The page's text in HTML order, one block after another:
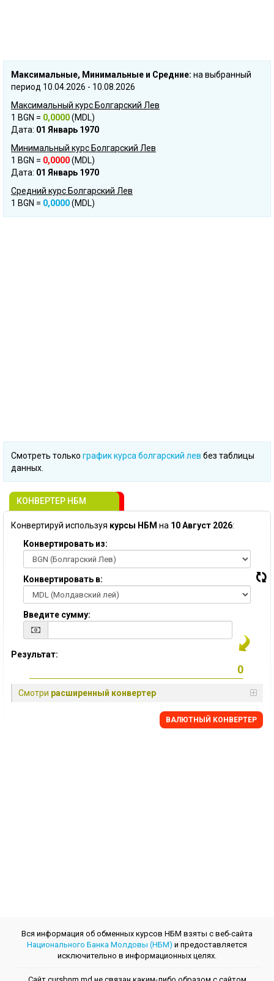
Mаксимальные, Mинимальные и Cредние: на выбранный
период 10.04.2026 - 10.08.2026
Максимальный курс Болгарский Лев
1 BGN = 0,0000(MDL)
Дата: 01 Январь 1970
Минимальный курс Болгарский Лев
1 BGN = 0,0000(MDL)
Дата: 01 Январь 1970
Средний курс Болгарский Лев
1 BGN = 0,0000(MDL)
Смотреть только график курса болгарский лев без таблицы
данных.
КОНВЕРТЕР НБМ
Конвертируй используя курсы НБМ на 10 Август 2026:
Конвертировать из:
Конвертировать в:
Введите сумму:
Результат:
Смотри расширенный конвертер
BАЛЮТНЫЙ KОНВЕРТЕР
Вся информация об обменных курсов НБМ взяты с веб-сайта
Национального Банка Молдовы (НБМ) и предоставляется
исключительно в информационных целях.